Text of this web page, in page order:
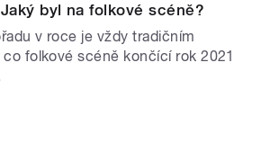
byl na folkové scéně?
v roce je vždy tradičním
folkové scéně končící rok 2021